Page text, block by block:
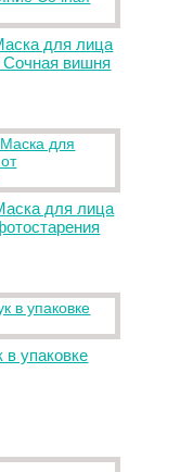
для лица
вишня
для лица
упаковке